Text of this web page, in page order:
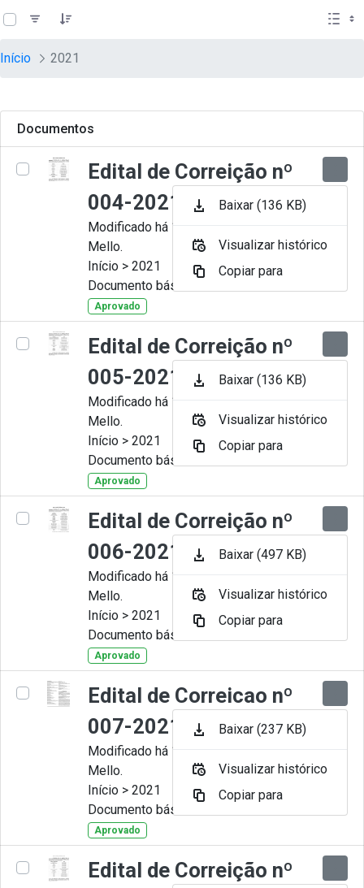
Pular para o Conteúdo principal
teste descricao
Início 2021
Documentos
Edital de Correição nº
004-2021
Modificado há 11 Meses por Artur
Mello.
Início > 2021
Documento básico
Aprovado
Edital de Correição nº
005-2021
Modificado há 11 Meses por Artur
Mello.
Início > 2021
Documento básico
Aprovado
Edital de Correição nº
006-2021
Modificado há 11 Meses por Artur
Mello.
Início > 2021
Documento básico
Aprovado
Edital de Correicao nº
007-2021
Modificado há 11 Meses por Artur
Mello.
Início > 2021
Documento básico
Aprovado
Edital de Correição nº
Baixar (136 KB)
Visualizar histórico
Copiar para
Baixar (136 KB)
Visualizar histórico
Copiar para
Baixar (497 KB)
Visualizar histórico
Copiar para
Baixar (237 KB)
Visualizar histórico
Copiar para